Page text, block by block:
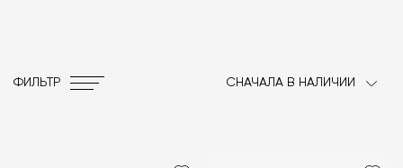
ФИЛЬТР СНАЧАЛА В НАЛИЧИИ